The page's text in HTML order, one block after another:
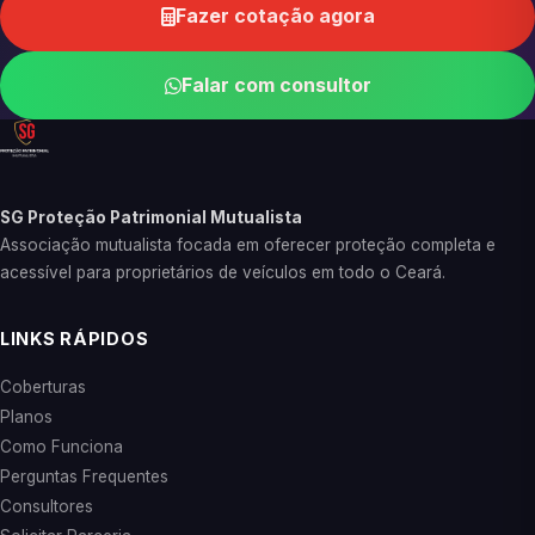
Fazer cotação agora
Falar com consultor
SG Proteção Patrimonial Mutualista
Associação mutualista focada em oferecer proteção completa e
acessível para proprietários de veículos em todo o Ceará.
LINKS RÁPIDOS
Coberturas
Planos
Como Funciona
Perguntas Frequentes
Consultores